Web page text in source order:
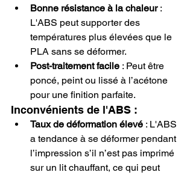
Bonne résistance à la chaleur :
L'ABS peut supporter des
températures plus élevées que le
PLA sans se déformer.
Post-traitement facile : Peut être
poncé, peint ou lissé à l’acétone
pour une finition parfaite.
Inconvénients de l'ABS :
Taux de déformation élevé : L'ABS
a tendance à se déformer pendant
l’impression s’il n’est pas imprimé
sur un lit chauffant, ce qui peut